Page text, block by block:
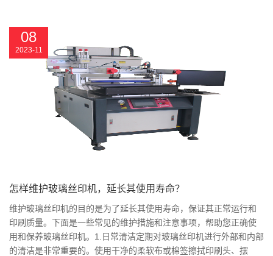
08
2023-11
怎样维护玻璃丝印机，延长其使用寿命？
维护玻璃丝印机的目的是为了延长其使用寿命，保证其正常运行和
印刷质量。下面是一些常见的维护措施和注意事项，帮助您正确使
用和保养玻璃丝印机。1.日常清洁定期对玻璃丝印机进行外部和内部
的清洁是非常重要的。使用干净的柔软布或棉签擦拭印刷头、摆